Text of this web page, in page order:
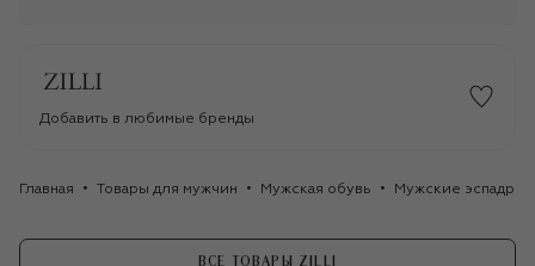
Добавить в любимые бренды
Главная Товары для мужчин Мужская обувь Мужские
ВСЕ ТОВАРЫ ZILLI